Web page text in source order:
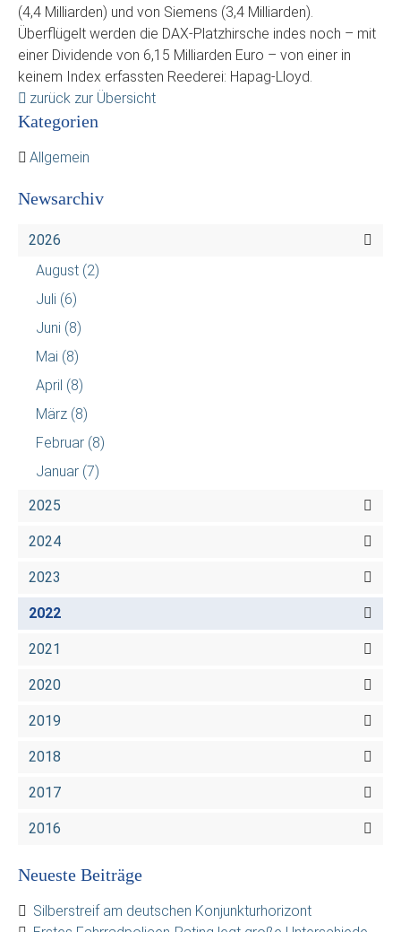
(4,4 Milliarden) und von Siemens (3,4 Milliarden).
Überflügelt werden die DAX-Platzhirsche indes noch – mit
einer Dividende von 6,15 Milliarden Euro – von einer in
keinem Index erfassten Reederei: Hapag-Lloyd.
zurück zur Übersicht
Kategorien
Allgemein
Newsarchiv
2026
August (2)
Juli (6)
Juni (8)
Mai (8)
April (8)
März (8)
Februar (8)
Januar (7)
2025
2024
2023
2022
2021
2020
2019
2018
2017
2016
Neueste Beiträge
Silberstreif am deutschen Konjunkturhorizont